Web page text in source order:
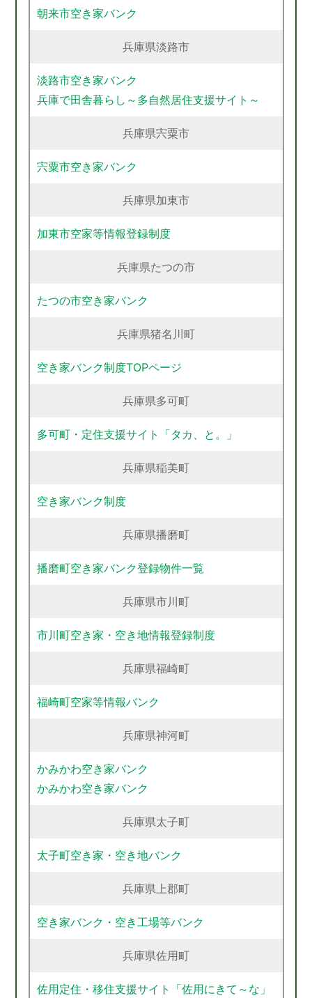
朝来市空き家バンク
兵庫県淡路市
淡路市空き家バンク
兵庫で田舎暮らし～多自然居住支援サイト～
兵庫県宍粟市
宍粟市空き家バンク
兵庫県加東市
加東市空家等情報登録制度
兵庫県たつの市
たつの市空き家バンク
兵庫県猪名川町
空き家バンク制度TOPページ
兵庫県多可町
多可町・定住支援サイト「タカ、と。」
兵庫県稲美町
空き家バンク制度
兵庫県播磨町
播磨町空き家バンク登録物件一覧
兵庫県市川町
市川町空き家・空き地情報登録制度
兵庫県福崎町
福崎町空家等情報バンク
兵庫県神河町
かみかわ空き家バンク
かみかわ空き家バンク
兵庫県太子町
太子町空き家・空き地バンク
兵庫県上郡町
空き家バンク・空き工場等バンク
兵庫県佐用町
佐用定住・移住支援サイト「佐用にきて～な」